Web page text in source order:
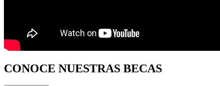
CONOCE NUESTRAS BECAS